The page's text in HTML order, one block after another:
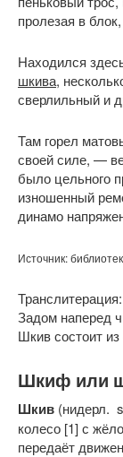
пролезая в
Находился
шкива,
сверлильный и
Там горел
своей силе, —
было цельного
изношенный
динамо
Источник:
Задом наперед
Шкив состоит
Шкиф или
Шкив (нидерл.
колесо [1] с
передаёт